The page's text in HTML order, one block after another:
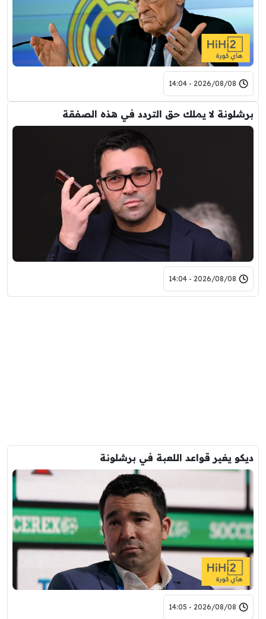
2026/08/08 - 14:04
برشلونة لا يملك حق التردد في هذه الصفقة
2026/08/08 - 14:04
ديكو يغير قواعد اللعبة في برشلونة
2026/08/08 - 14:05